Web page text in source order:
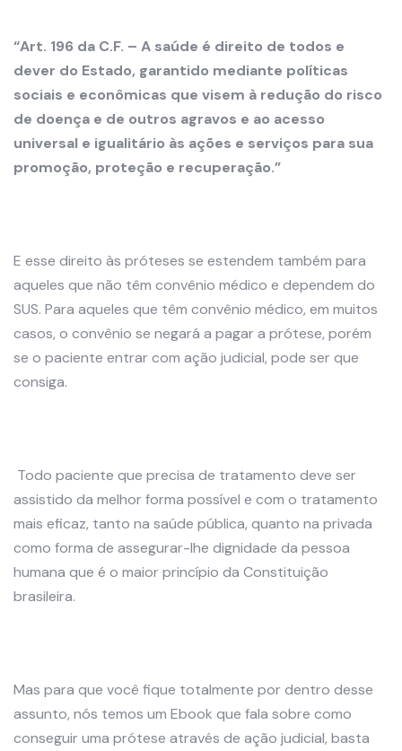
“Art. 196 da C.F. – A saúde é direito de todos e
dever do Estado, garantido mediante políticas
sociais e econômicas que visem à redução do risco
de doença e de outros agravos e ao acesso
universal e igualitário às ações e serviços para sua
promoção, proteção e recuperação.”
E esse direito às próteses se estendem também para
aqueles que não têm convênio médico e dependem do
SUS. Para aqueles que têm convênio médico, em muitos
casos, o convênio se negará a pagar a prótese, porém
se o paciente entrar com ação judicial, pode ser que
consiga.
Todo paciente que precisa de tratamento deve ser
assistido da melhor forma possível e com o tratamento
mais eficaz, tanto na saúde pública, quanto na privada
como forma de assegurar-lhe dignidade da pessoa
humana que é o maior princípio da Constituição
brasileira.
Mas para que você fique totalmente por dentro desse
assunto, nós temos um Ebook que fala sobre como
conseguir uma prótese através de ação judicial, basta